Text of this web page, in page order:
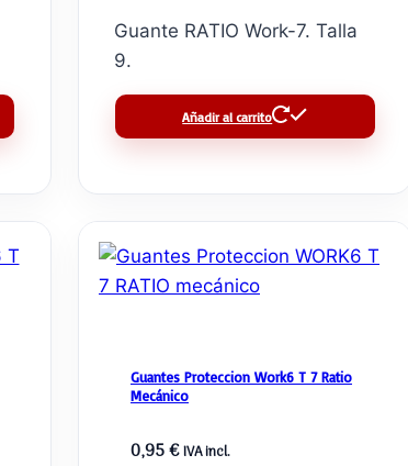
Guante RATIO Work-7. Talla
9.
Añadir al carrito
Guantes Proteccion Work6 T 7 Ratio
Mecánico
0,95€ IVA incl.